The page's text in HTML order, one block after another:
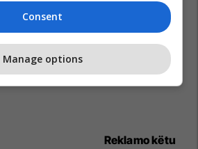
Reklamo këtu
Consent
Manage options